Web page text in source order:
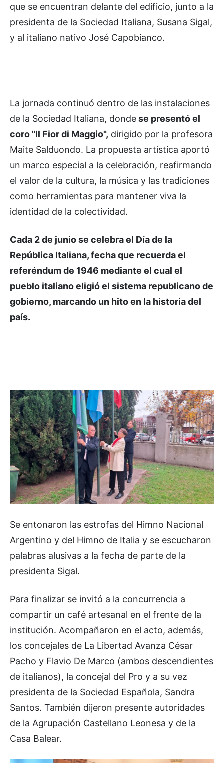
que se encuentran delante del edificio, junto a la
presidenta de la Sociedad Italiana, Susana Sigal,
y al italiano nativo José Capobianco.
La jornada continuó dentro de las instalaciones
de la Sociedad Italiana, dondese presentó el
coro "Il Fior di Maggio", dirigido por la profesora
Maite Salduondo. La propuesta artística aportó
un marco especial a la celebración, reafirmando
el valor de la cultura, la música y las tradiciones
como herramientas para mantener viva la
identidad de la colectividad.
Cada 2 de junio se celebra el Día de la
República Italiana, fecha que recuerda el
referéndum de 1946 mediante el cual el
pueblo italiano eligió el sistema republicano de
gobierno, marcando un hito en la historia del
país.
Se entonaron las estrofas del Himno Nacional
Argentino y del Himno de Italia y se escucharon
palabras alusivas a la fecha de parte de la
presidenta Sigal.
Para finalizar se invitó a la concurrencia a
compartir un café artesanal en el frente de la
institución. Acompañaron en el acto, además,
los concejales de La Libertad Avanza César
Pacho y Flavio De Marco (ambos descendientes
de italianos), la concejal del Pro y a su vez
presidenta de la Sociedad Española, Sandra
Santos. También dijeron presente autoridades
de la Agrupación Castellano Leonesa y de la
Casa Balear.